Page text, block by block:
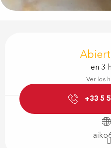
en 3
Ver los
+33 5